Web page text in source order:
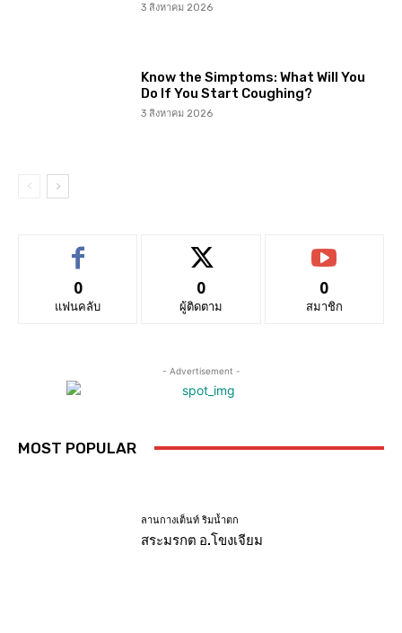
3 สิงหาคม 2026
Know the Simptoms: What Will You
Do If You Start Coughing?
3 สิงหาคม 2026
0
แฟนคลับ
0
ผู้ติดตาม
0
สมาชิก
- Advertisement -
MOST POPULAR
ลานกางเต็นท์ ริมน้ำตก
สระมรกต อ.โขงเจียม